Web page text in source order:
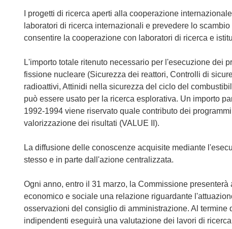
I progetti di ricerca aperti alla cooperazione
laboratori di ricerca internazionali e prevedere lo
consentire la cooperazione con laboratori di ricerca e
L'importo totale ritenuto necessario per l'esecuzione dei
fissione nucleare (Sicurezza dei reattori, Controlli di
radioattivi, Attinidi nella sicurezza del ciclo del
può essere usato per la ricerca esplorativa. Un importo
1992-1994 viene riservato quale contributo dei
valorizzazione dei risultati (VALUE II).
La diffusione delle conoscenze acquisite mediante
stesso e in parte dall'azione centralizzata.
Ogni anno, entro il 31 marzo, la Commissione
economico e sociale una relazione riguardante
osservazioni del consiglio di amministrazione. Al termine
indipendenti eseguirà una valutazione dei lavori di